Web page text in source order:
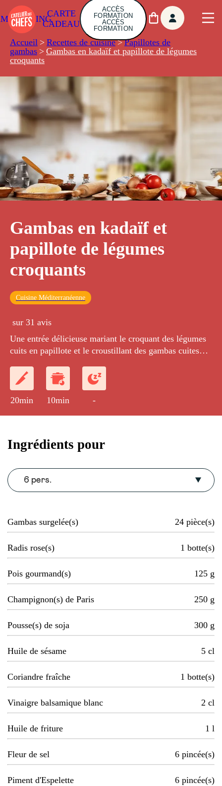
CARTE
CADEAU
ACCÈS
FORMATION
ACCÈS
FORMATION
Accueil > Recettes de cuisine > Papillotes de
gambas > Gambas en kadaïf et papillote de légumes
croquants
Gambas en kadaïf et
papillote de légumes
croquants
Cuisine Méditerranéenne
sur 31 avis
Une entrée délicieuse mariant le croquant des légumes
cuits en papillote et le croustillant des gambas cuites
coriandre.
20min 10min -
Ingrédients pour
6 pers.
Gambas surgelée(s) 24 pièce(s)
Radis rose(s) 1 botte(s)
Pois gourmand(s) 125 g
Champignon(s) de Paris 250 g
Pousse(s) de soja 300 g
Huile de sésame 5 cl
Coriandre fraîche 1 botte(s)
Vinaigre balsamique blanc 2 cl
Huile de friture 1 l
Fleur de sel 6 pincée(s)
Piment d'Espelette 6 pincée(s)